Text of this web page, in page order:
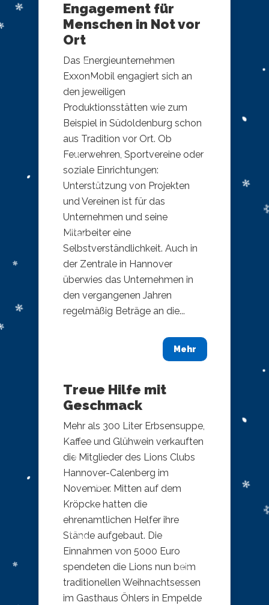
Engagement für
Menschen in Not vor
Ort
Das Energieunternehmen
ExxonMobil engagiert sich an
den jeweiligen
Produktionsstätten wie zum
Beispiel in Südoldenburg schon
aus Tradition vor Ort. Ob
Feuerwehren, Sportvereine oder
soziale Einrichtungen:
Unterstützung von Projekten
und Vereinen ist für das
Unternehmen und seine
Mitarbeiter eine
Selbstverständlichkeit. Auch in
der Zentrale in Hannover
überwies das Unternehmen in
den vergangenen Jahren
regelmäßig Beträge an die...
Mehr
Treue Hilfe mit
Geschmack
Mehr als 300 Liter Erbsensuppe,
Kaffee und Glühwein verkauften
die Mitglieder des Lions Clubs
Hannover-Calenberg im
November. Mitten auf dem
Kröpcke hatten die
ehrenamtlichen Helfer ihre
Stände aufgebaut. Die
Einnahmen von 5000 Euro
spendeten die Lions nun beim
traditionellen Weihnachtsessen
im Gasthaus Öhlers in Empelde